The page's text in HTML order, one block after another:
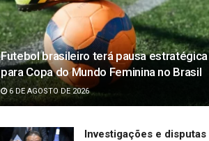
Futebol brasileiro terá pausa estratégica
para Copa do Mundo Feminina no Brasil
6 DE AGOSTO DE 2026
Investigações e disputas